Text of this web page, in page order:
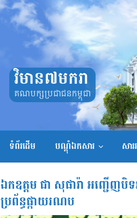
វិមាន៧មករា
គណបក្សប្រជាជនកម្ពុជា
ទំព័រដើម បណ្តុំឯកសារ សា
ឯកឧត្តម ជា សុផារ៉ា អញ្ជើញបិ
ប្រព័ន្ធផ្កាយរណប